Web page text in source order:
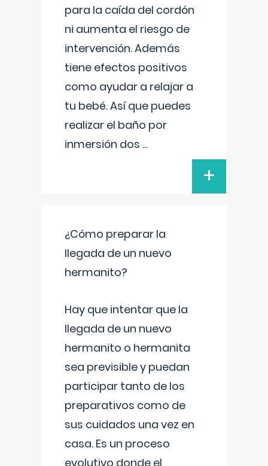
para la caída del cordón
ni aumenta el riesgo de
intervención. Además
tiene efectos positivos
como ayudar a relajar a
tu bebé. Así que puedes
realizar el baño por
inmersión dos ...
+
¿Cómo preparar la
llegada de un nuevo
hermanito?
Hay que intentar que la
llegada de un nuevo
hermanito o hermanita
sea previsible y puedan
participar tanto de los
preparativos como de
sus cuidados una vez en
casa. Es un proceso
evolutivo donde el